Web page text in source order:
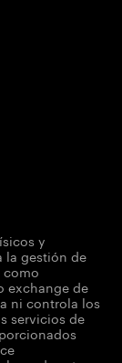
y
la gestión de
como
exchange de
ni controla los
servicios de